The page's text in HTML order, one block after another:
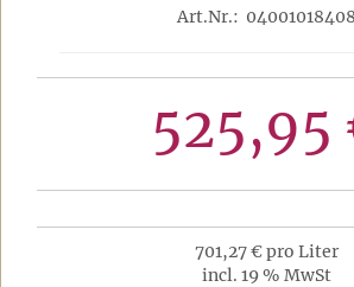
Art.Nr.: 04001018408
525,95
701,27 € pro Liter
incl. 19 % MwSt